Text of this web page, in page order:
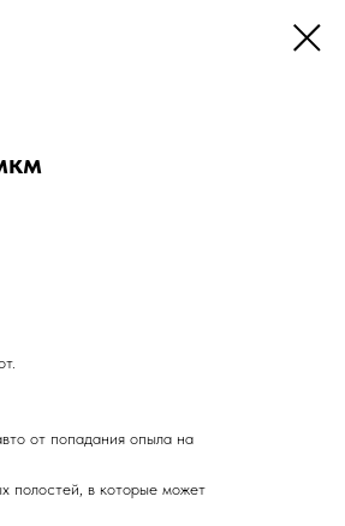
от попадания опыла на
полостей, в которые может